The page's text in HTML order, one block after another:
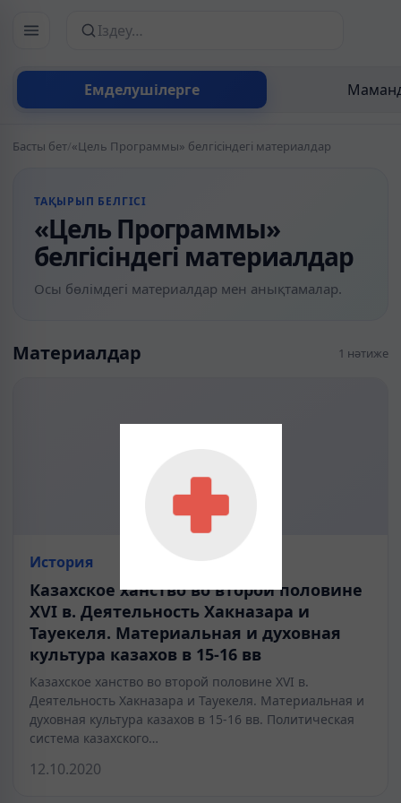
Емделушілерге
Сайттан іздеу
Басты бет/«Цель Прог­раммы» белгісіндегі материалдар
ТАҚЫРЫП БЕЛГІСІ
«Цель Прог­раммы»
белгісіндегі материалдар
Осы бөлімдегі материалдар мен анықтамалар.
Материалдар 1 нәтиже
История
Казахское ханство во второй половине
XVI в. Деятельность Хакназара и
Тауекеля. Материальная и духовная
культура казахов в 15-16 вв
Казахское ханство во второй половине XVI в.
Деятельность Хакназара и Тауекеля. Материальная и
духовная культура казахов в 15-16 вв. Политическая
система казахского…
12.10.2020